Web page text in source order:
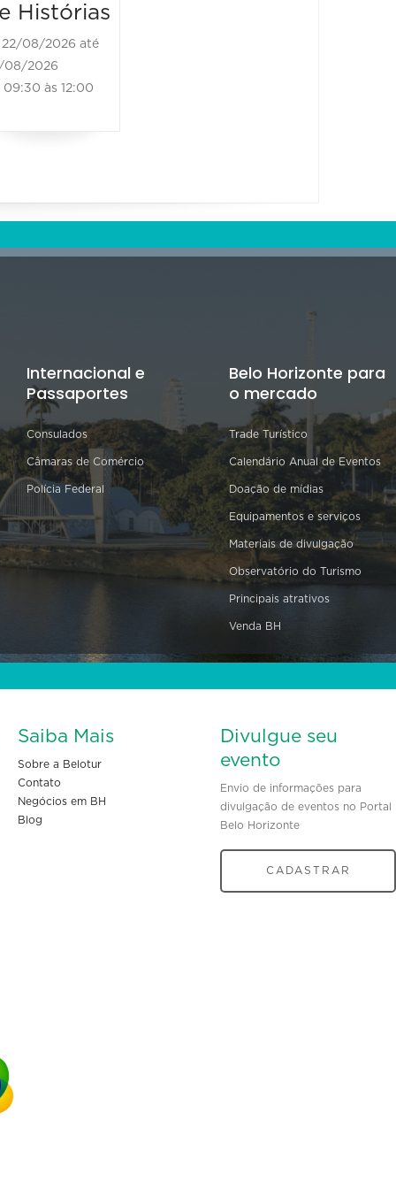
Histórias
22/08/2026 até
08/2026
às 12:00
Internacional e
Passaportes
Consulados
Câmaras de Comércio
Polícia Federal
Belo Horizonte para
o mercado
Trade Turístico
Calendário Anual de Eventos
Doação de mídias
Equipamentos e serviços
Materiais de divulgação
Observatório do Turismo
Principais atrativos
Venda BH
Saiba Mais
Sobre a Belotur
Contato
Negócios em BH
Blog
Divulgue seu
evento
Envio de informações para
divulgação de eventos no Portal
Belo Horizonte
CADASTRAR